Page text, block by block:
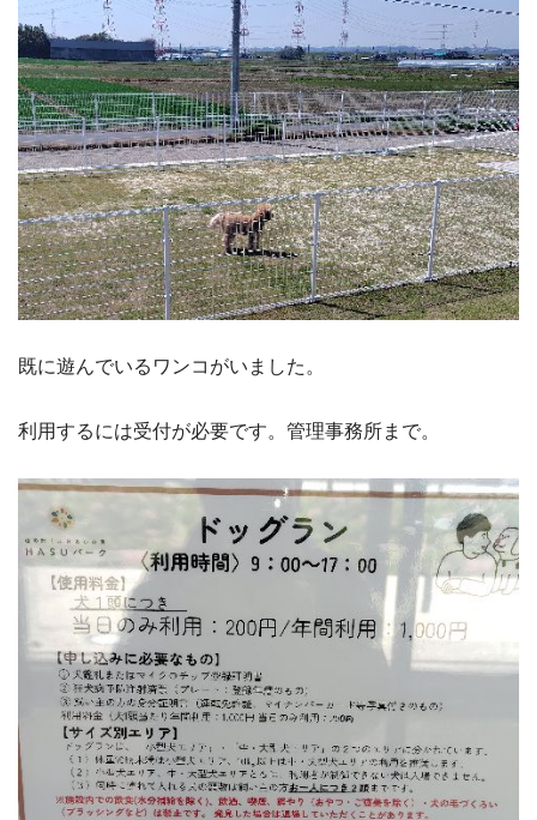
既に遊んでいるワンコがいました。
利用するには受付が必要です。管理事務所まで。